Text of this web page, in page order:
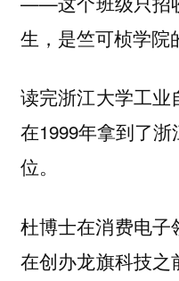
生，是竺可桢学院
读完浙江大学工业
在1999年拿到了
位。
杜博士在消费电子
在创办龙旗科技之